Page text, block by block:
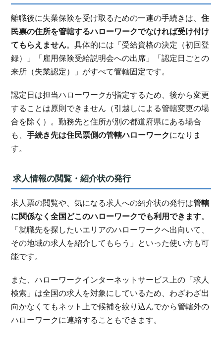
離職後に失業保険を受け取るための一連の手続きは、住
民票の住所を管轄するハローワークでなければ受け付け
てもらえません。具体的には「受給資格の決定（初回登
録）」「雇用保険受給説明会への出席」「認定日ごとの
来所（失業認定）」がすべて管轄固定です。
認定日は担当ハローワークが指定するため、後から変更
することは原則できません（引越しによる管轄変更の場
合を除く）。勤務先と住所が別の都道府県にある場合
も、手続き先は住民票側の管轄ハローワークになりま
す。
求人情報の閲覧・紹介状の発行
求人票の閲覧や、気になる求人への紹介状の発行は管轄
に関係なく全国どこのハローワークでも利用できます。
「就職先を探したいエリアのハローワークへ出向いて、
その地域の求人を紹介してもらう」といった使い方も可
能です。
また、ハローワークインターネットサービス上の「求人
検索」は全国の求人を対象にしているため、わざわざ出
向かなくてもネット上で候補を絞り込んでから管轄外の
ハローワークに連絡することもできます。